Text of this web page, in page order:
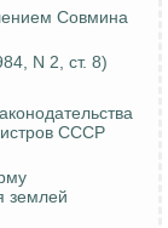
Совмина
N 2, ст. 8)
СССР
землей